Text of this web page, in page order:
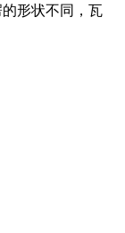
形状不同，瓦